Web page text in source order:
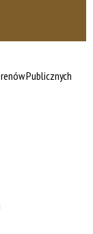
Publicznych